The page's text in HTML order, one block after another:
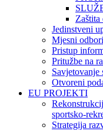
Zaštita
Jedinstveni
Mjesni odbori
Pristup
Pritužbe na
Savjetovanje
Otvoreni
EU PROJEKTI
sportsko-
Strategija